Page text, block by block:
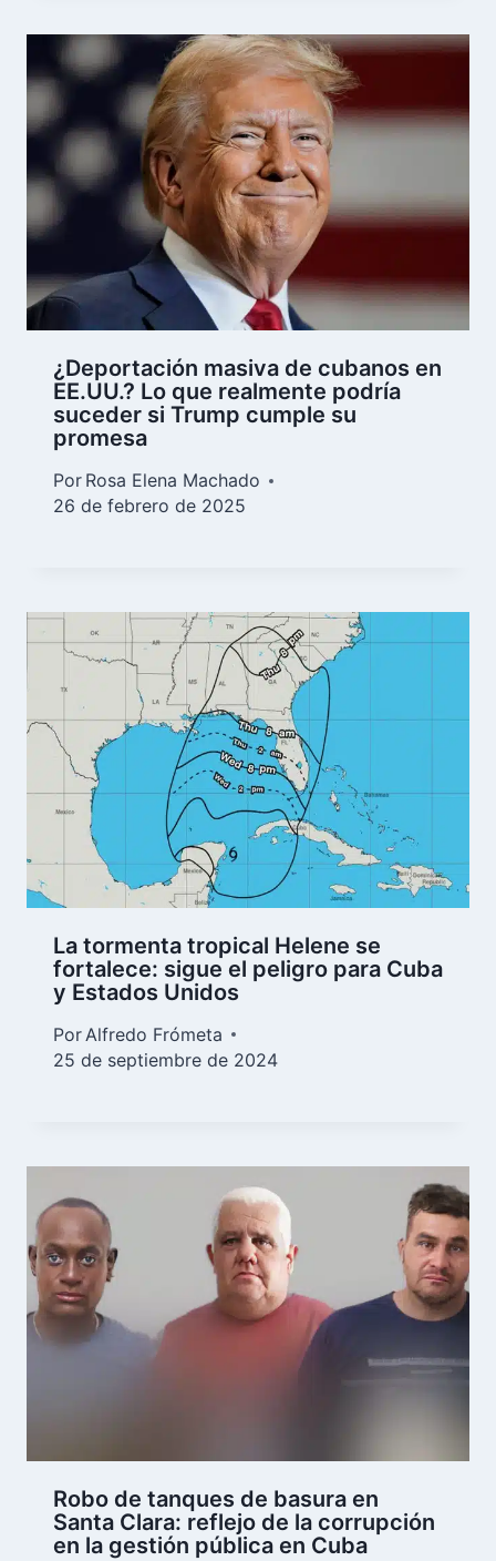
¿Deportación masiva de cubanos en
EE.UU.? Lo que realmente podría
suceder si Trump cumple su
promesa
Por Rosa Elena Machado
26 de febrero de 2025
La tormenta tropical Helene se
fortalece: sigue el peligro para Cuba
y Estados Unidos
Por Alfredo Frómeta
25 de septiembre de 2024
Robo de tanques de basura en
Santa Clara: reflejo de la corrupción
en la gestión pública en Cuba